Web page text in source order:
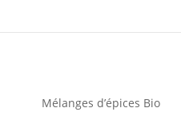
Mélanges d’épices Bio